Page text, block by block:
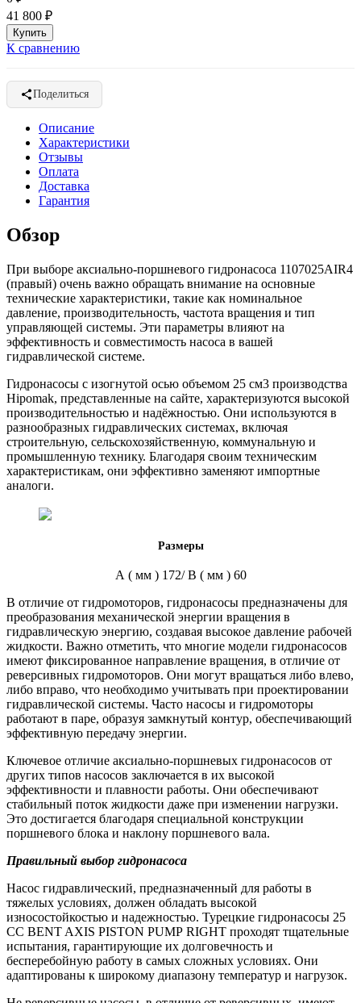
41 800 ₽
К сравнению
Поделиться
Описание
Характеристики
Отзывы
Оплата
Доставка
Гарантия
Обзор
При выборе аксиально-поршневого гидронасоса 1107025AIR4
(правый) очень важно обращать внимание на основные
технические характеристики, такие как номинальное
давление, производительность, частота вращения и тип
управляющей системы. Эти параметры влияют на
эффективность и совместимость насоса в вашей
гидравлической системе.
Гидронасосы с изогнутой осью объемом 25 см3 производства
Hipomak, представленные на сайте, характеризуются высокой
производительностью и надёжностью. Они используются в
разнообразных гидравлических системах, включая
строительную, сельскохозяйственную, коммунальную и
промышленную технику. Благодаря своим техническим
характеристикам, они эффективно заменяют импортные
аналоги.
Размеры
А ( мм ) 172/ В ( мм ) 60
В отличие от гидромоторов, гидронасосы предназначены для
преобразования механической энергии вращения в
гидравлическую энергию, создавая высокое давление рабочей
жидкости. Важно отметить, что многие модели гидронасосов
имеют фиксированное направление вращения, в отличие от
реверсивных гидромоторов. Они могут вращаться либо влево,
либо вправо, что необходимо учитывать при проектировании
гидравлической системы. Часто насосы и гидромоторы
работают в паре, образуя замкнутый контур, обеспечивающий
эффективную передачу энергии.
Ключевое отличие аксиально-поршневых гидронасосов от
других типов насосов заключается в их высокой
эффективности и плавности работы. Они обеспечивают
стабильный поток жидкости даже при изменении нагрузки.
Это достигается благодаря специальной конструкции
поршневого блока и наклону поршневого вала.
Правильный выбор гидронасоса
Насос гидравлический, предназначенный для работы в
тяжелых условиях, должен обладать высокой
износостойкостью и надежностью. Турецкие гидронасосы 25
CC BENT AXIS PISTON PUMP RIGHT проходят тщательные
испытания, гарантирующие их долговечность и
бесперебойную работу в самых сложных условиях. Они
адаптированы к широкому диапазону температур и нагрузок.